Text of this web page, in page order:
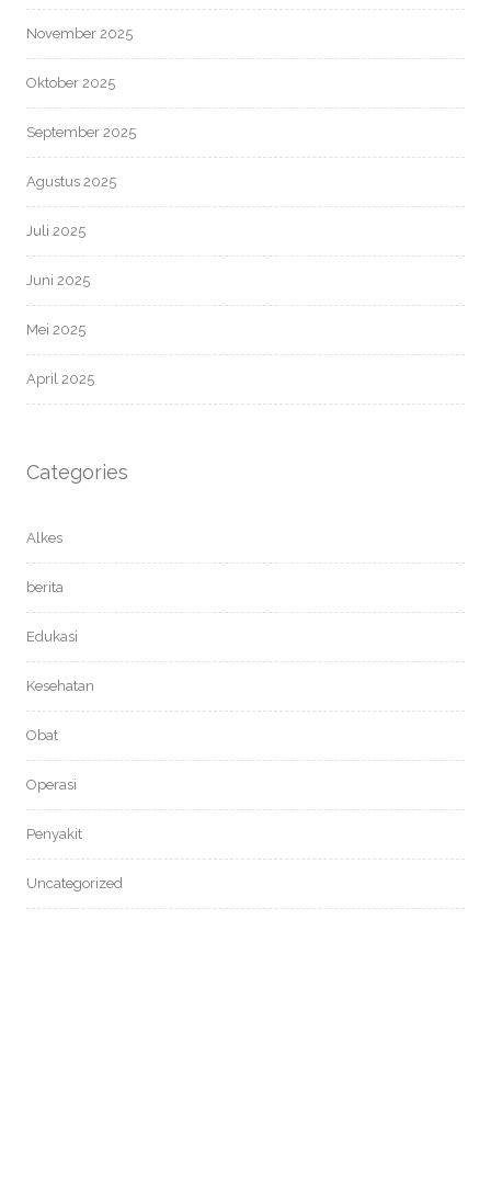
November 2025
Oktober 2025
September 2025
Agustus 2025
Juli 2025
Juni 2025
Mei 2025
April 2025
Categories
Alkes
berita
Edukasi
Kesehatan
Obat
Operasi
Penyakit
Uncategorized